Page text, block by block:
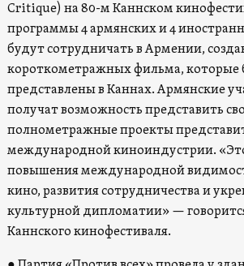
Critique) на 80-м Каннском
программы 4 армянских и 4
будут сотрудничать в Армении,
короткометражных фильма, которые
представлены в Каннах. Армянские
получат возможность представить
полнометражные проекты
международной киноиндустрии.
повышения международной
кино, развития сотрудничества и
культурной дипломатии» —
Каннского кинофестиваля.